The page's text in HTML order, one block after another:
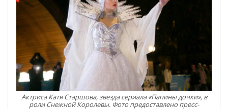
Актриса Катя Старшова, звезда сериала «Папины дочки», в
роли Снежной Королевы. Фото предоставлено пресс-